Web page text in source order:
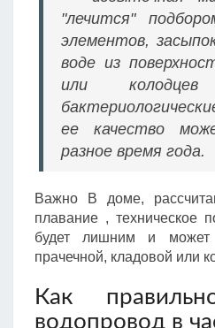
"лечится"
элементов,
воде из
или колодцев
ее качество
разное время года.
Важно В доме,
плавание , техническое
будет лишним и
прачечной, кладовой или
Как
водопровод в